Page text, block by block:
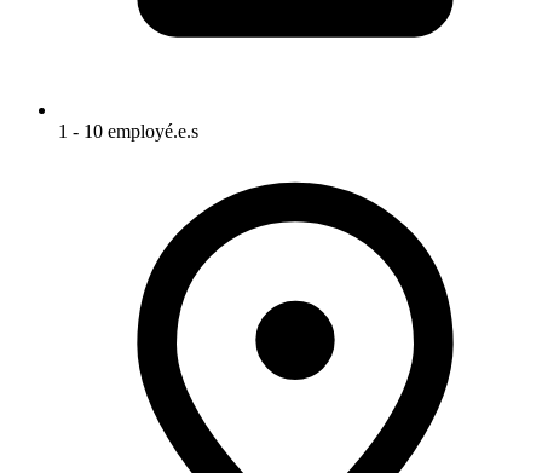
1 - 10 employé.e.s